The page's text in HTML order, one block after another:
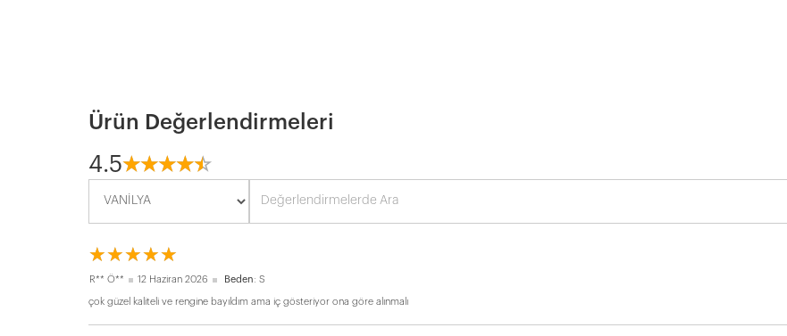
Ürün Değerlendirmeleri
4.5☆☆☆☆☆
★★★★★
☆☆☆☆☆
★★★★★
R** Ö** 12 Haziran 2026 Beden: S
çok güzel kaliteli ve rengine bayıldım ama iç gösteriyor ona göre alınmalı